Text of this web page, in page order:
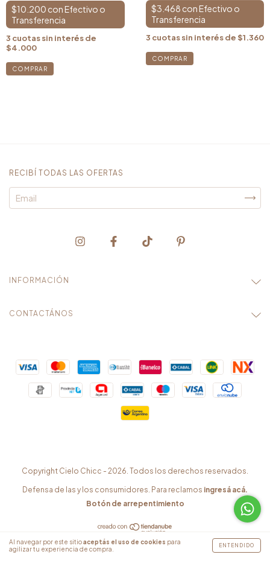
Al navegar por este sitioaceptás el uso de cookies para
agilizar tu experiencia de compra.
ENTENDIDO
$10.200 con
3 cuotas sin interés de
$4.000
$3.468 con
3 cuotas sin interés de$1.360
RECIBÍ TODAS LAS OFERTAS
INFORMACIÓN
CONTACTÁNOS
Copyright Cielo Chicc - 2026. Todos los derechos reservados.
Defensa de las y los consumidores. Para reclamos ingresá acá.
Botón de arrepentimiento